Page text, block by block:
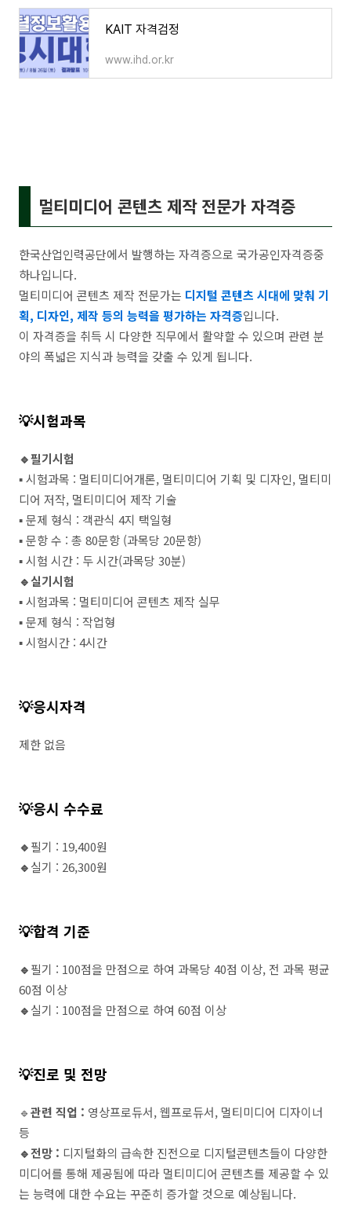
KAIT 자격검정
www.ihd.or.kr
멀티미디어 콘텐츠 제작 전문가 자격증
한국산업인력공단에서 발행하는 자격증으로 국가공인자격증중
하나입니다.
멀티미디어 콘텐츠 제작 전문가는 디지털 콘텐츠 시대에 맞춰 기
획, 디자인, 제작 등의 능력을 평가하는 자격증입니다.
이 자격증을 취득 시 다양한 직무에서 활약할 수 있으며 관련 분
야의 폭넓은 지식과 능력을 갖출 수 있게 됩니다.
💡시험과목
🔹필기시험
▪️ 시험과목 : 멀티미디어개론, 멀티미디어 기획 및 디자인, 멀티미
디어 저작, 멀티미디어 제작 기술
▪️ 문제 형식 : 객관식 4지 택일형
▪️ 문항 수 : 총 80문항 (과목당 20문항)
▪️ 시험 시간 : 두 시간(과목당 30분)
🔹실기시험
▪️ 시험과목 : 멀티미디어 콘텐츠 제작 실무
▪️ 문제 형식 : 작업형
▪️ 시험시간 : 4시간
💡응시자격
제한 없음
💡응시 수수료
🔹필기 : 19,400원
🔹실기 : 26,300원
💡합격 기준
🔹필기 : 100점을 만점으로 하여 과목당 40점 이상, 전 과목 평균
60점 이상
🔹실기 : 100점을 만점으로 하여 60점 이상
💡진로 및 전망
🔹관련 직업 : 영상프로듀서, 웹프로듀서, 멀티미디어 디자이너
등
🔹전망 : 디지털화의 급속한 진전으로 디지털콘텐츠들이 다양한
미디어를 통해 제공됨에 따라 멀티미디어 콘텐츠를 제공할 수 있
는 능력에 대한 수요는 꾸준히 증가할 것으로 예상됩니다.